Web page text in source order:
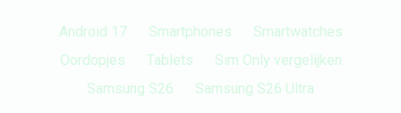
Android 17 Smartphones
Smartwatches
Oordopjes
Tablets
Sim Only vergelijken
Samsung S26
Samsung S26 Ultra